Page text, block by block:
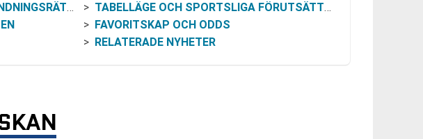
TABELLÄGE OCH SPORTSLIGA FÖRUTSÄTTNINGAR
FAVORITSKAP OCH ODDS
RELATERADE NYHETER